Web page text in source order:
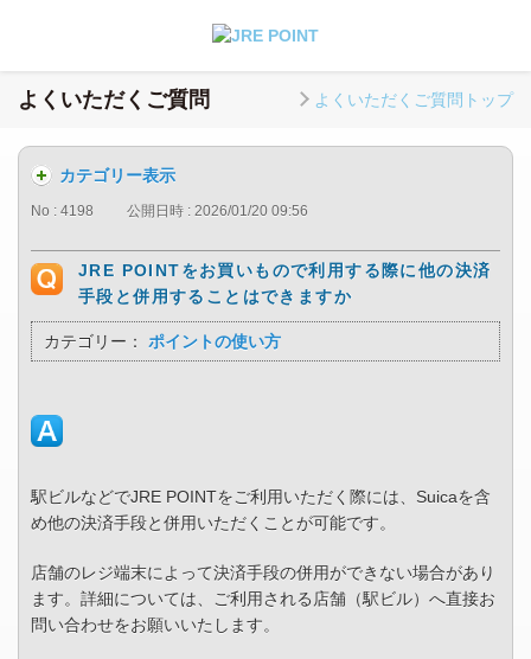
よくいただくご質問 よくいただくご質問トップ
カテゴリー表示
No : 4198 公開日時 : 2026/01/20 09:56
JRE POINTをお買いもので利用する際に他の決済
手段と併用することはできますか
カテゴリー： ポイントの使い方
駅ビルなどでJRE POINTをご利用いただく際には、Suicaを含
め他の決済手段と併用いただくことが可能です。
店舗のレジ端末によって決済手段の併用ができない場合があり
ます。詳細については、ご利用される店舗（駅ビル）へ直接お
問い合わせをお願いいたします。